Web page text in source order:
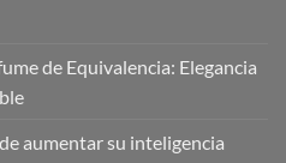
de Equivalencia: Elegancia
aumentar su inteligencia